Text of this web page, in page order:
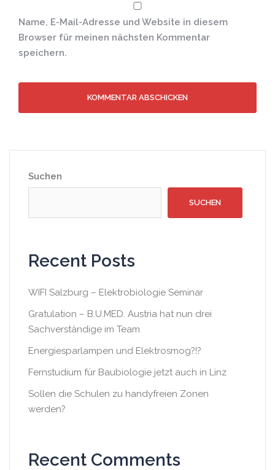
Name, E-Mail-Adresse und Website in diesem
Browser für meinen nächsten Kommentar
speichern.
Suchen
SUCHEN
Recent Posts
WIFI Salzburg – Elektrobiologie Seminar
Gratulation – B.U.MED. Austria hat nun drei
Sachverständige im Team
Energiesparlampen und Elektrosmog?!?
Fernstudium für Baubiologie jetzt auch in Linz
Sollen die Schulen zu handyfreien Zonen
werden?
Recent Comments